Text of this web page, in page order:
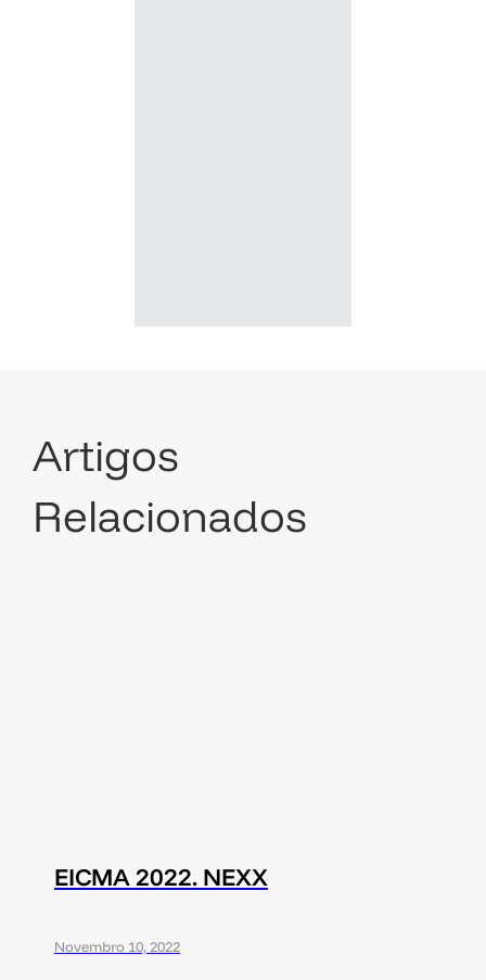
Artigos
Relacionados
EICMA 2022. NEXX
Novembro 10, 2022